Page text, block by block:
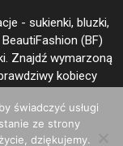
- sukienki, bluzki,
(BF)
Znajdź wymarzoną
kobiecy
świadczyć usługi
ze strony
dziękujemy.